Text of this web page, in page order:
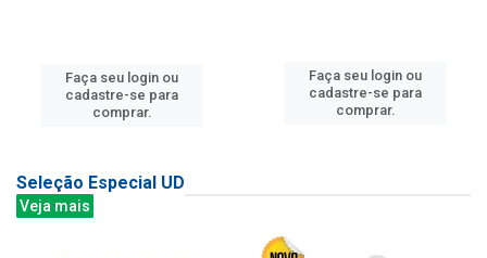
Faça seu login ou
cadastre-se para
comprar.
Faça seu login ou
cadastre-se para
comprar.
Seleção Especial UD
Veja mais